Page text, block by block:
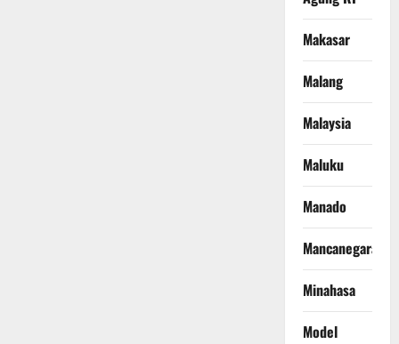
Makasar
Malang
Malaysia
Maluku
Manado
Mancanegara
Minahasa
Model